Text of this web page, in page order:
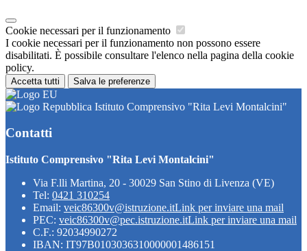
Cookie necessari per il funzionamento
I cookie necessari per il funzionamento non possono essere
disabilitati. È possibile consultare l'elenco nella pagina della cookie
policy.
Accetta tutti Salva le preferenze
Istituto Comprensivo "Rita Levi Montalcini"
Contatti
Istituto Comprensivo "Rita Levi Montalcini"
Via F.lli Martina, 20 - 30029 San Stino di Livenza (VE)
Tel: 0421 310254
Email: veic86300v@istruzione.itLink per inviare una mail
PEC: veic86300v@pec.istruzione.itLink per inviare una mail
C.F.: 92034990272
IBAN: IT97B0103036310000001486151